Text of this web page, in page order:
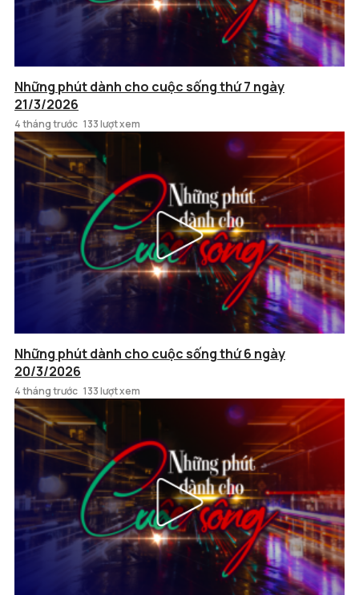
Những phút dành cho cuộc sống thứ 7 ngày
21/3/2026
4 tháng trước 133 lượt xem
Những phút dành cho cuộc sống thứ 6 ngày
20/3/2026
4 tháng trước 133 lượt xem